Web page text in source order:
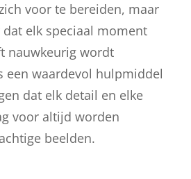
voor te bereiden, maar
elk speciaal moment
nauwkeurig wordt
een waardevol hulpmiddel
dat elk detail en elke
voor altijd worden
beelden.